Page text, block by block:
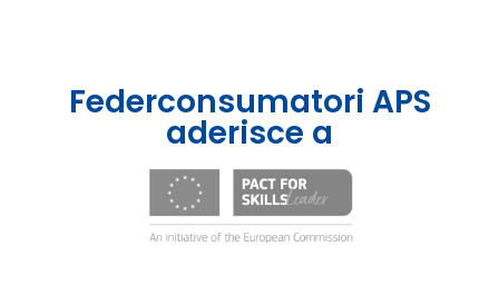
Federconsumatori APS
aderisce a